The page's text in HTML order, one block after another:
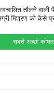
तौलने वाली
मिश्रण को कैसे
सबसे अच्छी कीमत